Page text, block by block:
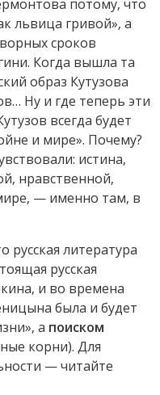
потому, что
львица гривой», а
сроков
Когда вышла та
образ Кутузова
Ну и где теперь эти
всегда будет
и мире». Почему?
истина,
нравственной,
— именно там, в
русская литература
русская
и во времена
была и будет
а поиском
корни). Для
— читайте